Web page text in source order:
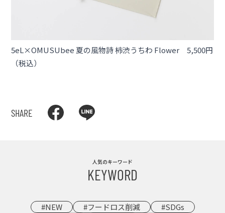
5eL×OMUSUbee 夏の風物詩 柿渋うちわ Flower 5,500円
（税込）
SHARE
人気のキーワード
KEYWORD
#NEW #フードロス削減
#SDGs